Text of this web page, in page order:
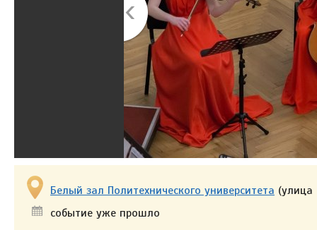
Белый зал Политехнического университета (улица
событие уже прошло